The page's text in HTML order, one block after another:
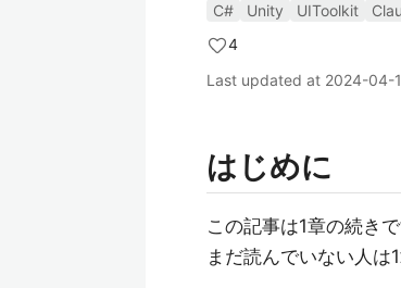
C# Unity UIToolkit
4
Last updated at 2024-04-
はじめに
この記事は1章の続きで
まだ読んでいない人は